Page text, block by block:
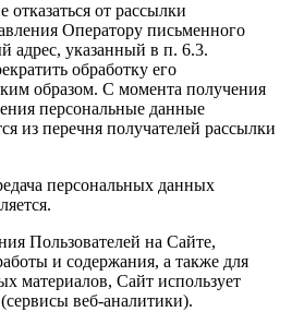
отказаться от рассылки
Оператору письменного
адрес, указанный в п. 6.3.
обработку его
образом. С момента получения
персональные данные
из перечня получателей рассылки
персональных данных
Пользователей на Сайте,
и содержания, а также для
материалов, Сайт использует
веб-аналитики).